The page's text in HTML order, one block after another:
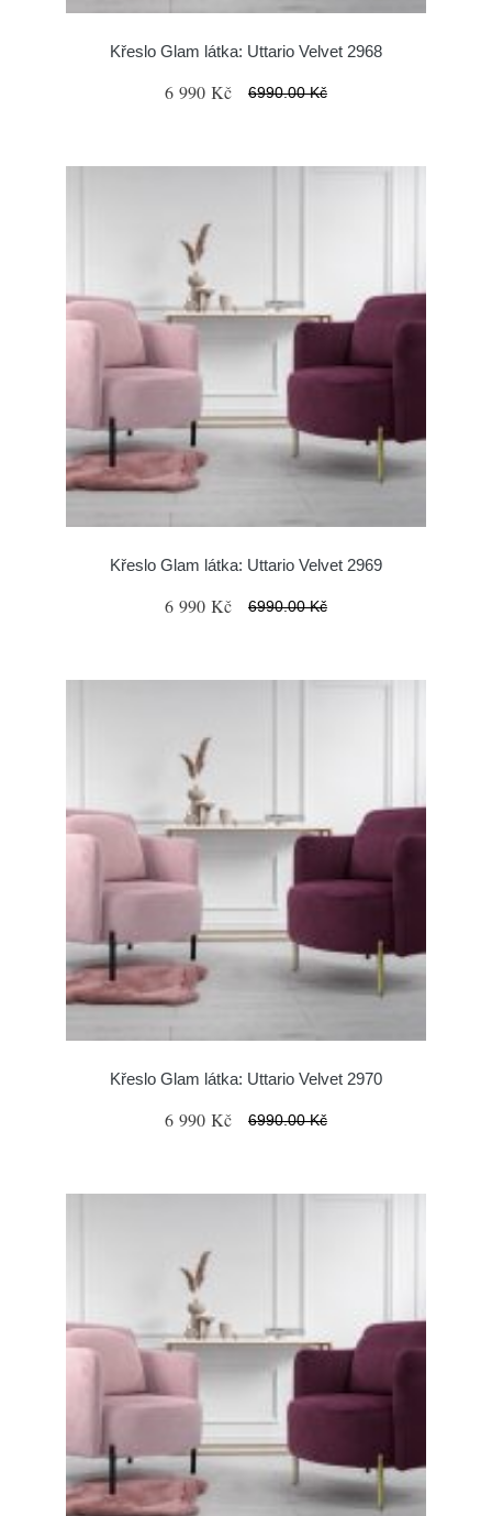
Křeslo Glam látka: Uttario Velvet 2968
6 990 Kč 6990.00 Kč
Křeslo Glam látka: Uttario Velvet 2969
6 990 Kč 6990.00 Kč
Křeslo Glam látka: Uttario Velvet 2970
6 990 Kč 6990.00 Kč